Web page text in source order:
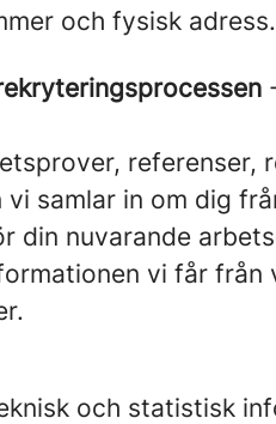
och fysisk adress.
referenser,
samlar in om dig
din nuvarande
vi får från
och statistisk